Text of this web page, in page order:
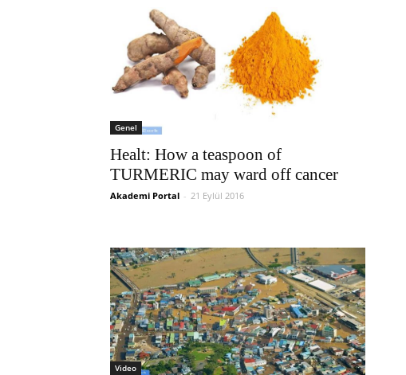
Genel
Healt: How a teaspoon of
TURMERIC may ward off cancer
Akademi Portal - 21 Eylül 2016
Video